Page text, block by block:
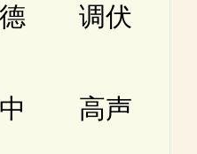
调伏
高声